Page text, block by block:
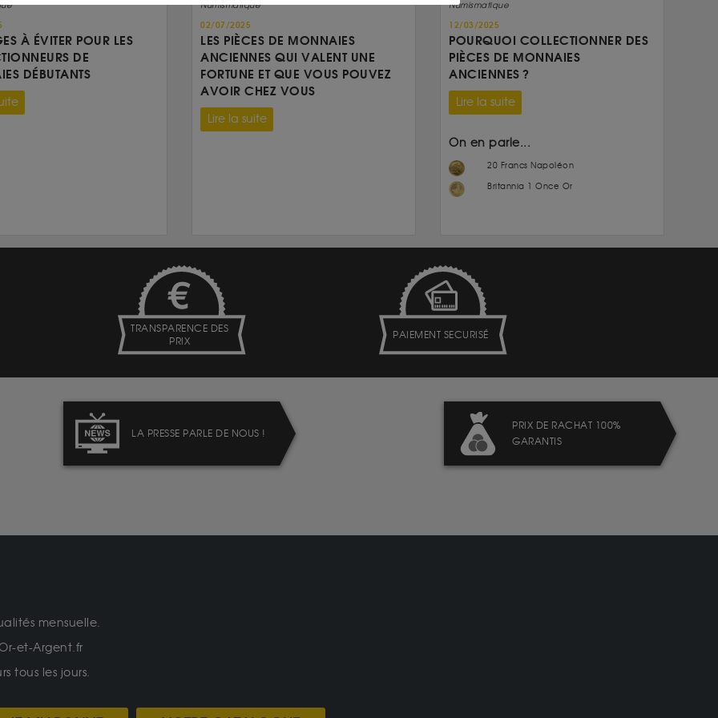
À ÉVITER POUR LES
DE
DÉBUTANTS
Numismatique
02/07/2025
LES PIÈCES DE MONNAIES
ANCIENNES QUI VALENT UNE
FORTUNE ET QUE VOUS POUVEZ
AVOIR CHEZ VOUS
Lire la suite
Numismatique
12/03/2025
POURQUOI COLLECTIONNER DES
PIÈCES DE MONNAIES
ANCIENNES ?
Lire la suite
On en parle...
20 Francs Napoléon
Britannia 1 Once Or
TRANSPARENCE DES
PRIX
PAIEMENT SECURISÉ
LA PRESSE PARLE DE NOUS !
PRIX DE RACHAT 100%
GARANTIS
mensuelle.
et-Argent.fr
tous les jours.